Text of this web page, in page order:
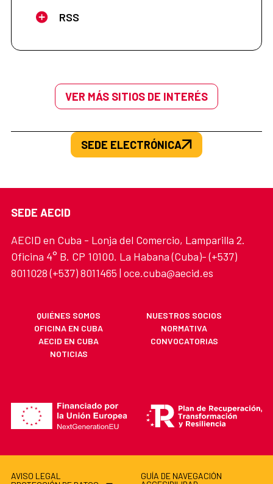
RSS
VER MÁS SITIOS DE INTERÉS
SEDE ELECTRÓNICA
SEDE AECID
AECID en Cuba - Lonja del Comercio, Lamparilla 2.
Oficina 4° B. CP 10100. La Habana (Cuba)- (+537)
8011028 (+537) 8011465 | oce.cuba@aecid.es
QUIÉNES SOMOS
NUESTROS SOCIOS
OFICINA EN CUBA
NORMATIVA
AECID EN CUBA
CONVOCATORIAS
NOTICIAS
AVISO LEGAL
GUÍA DE NAVEGACIÓN